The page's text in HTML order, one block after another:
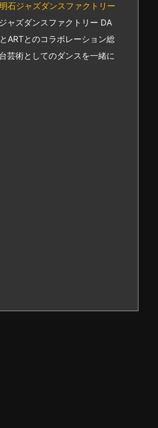
石ジャズダンスファクトリー
ャズダンスファクトリー DA
ARTとのコラボレーション総
芸術としてのダンスを一緒に